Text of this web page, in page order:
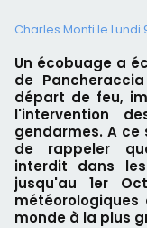
Charles Monti le Lundi
Un écobuage a
de
départ de feu,
l'intervention
gendarmes. A
de rappeler
interdit dans
jusqu'au 1er
monde à la plus